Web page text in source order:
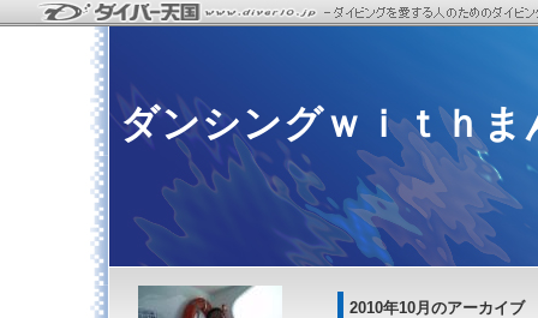
ダンシングｗｉｔｈま
2010年10月のアーカイブ